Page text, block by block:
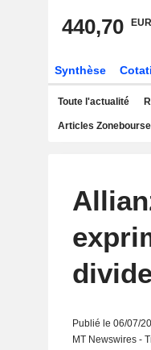
440,70 EUR
Synthèse
Toute l'actualité
Articles Zonebourse
Publié le 06/07/
MT Newswires -